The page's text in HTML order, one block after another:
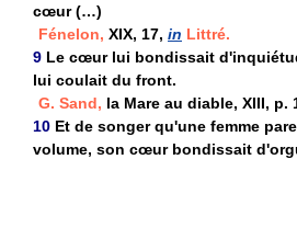
cœur (…)
Fénelon, XIX, 17, in Littré.
9 Le cœur lui bondissait
lui coulait du front.
G. Sand, la Mare au diable, XIII, p.
10 Et de songer qu'une femme
volume, son cœur bondissait